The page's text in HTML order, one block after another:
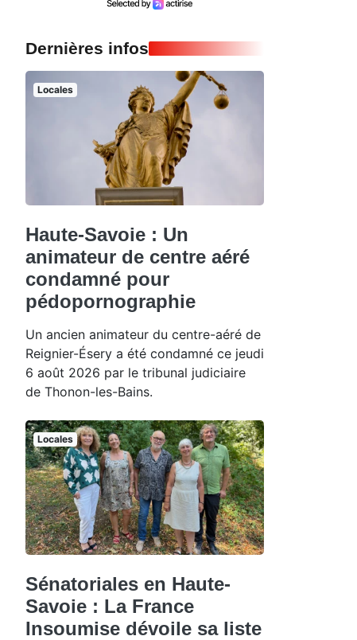
Dernières infos
Locales
Haute-Savoie : Un
animateur de centre aéré
condamné pour
pédopornographie
Un ancien animateur du centre-aéré de
Reignier-Ésery a été condamné ce jeudi
6 août 2026 par le tribunal judiciaire
de Thonon-les-Bains.
Locales
Sénatoriales en Haute-
Savoie : La France
Insoumise dévoile sa liste